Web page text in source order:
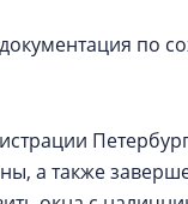
по
а также